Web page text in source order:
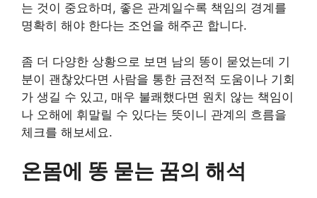
는 것이 중요하며, 좋은 관계일수록 책임의 경계를
명확히 해야 한다는 조언을 해주곤 합니다.
좀 더 다양한 상황으로 보면 남의 똥이 묻었는데 기
분이 괜찮았다면 사람을 통한 금전적 도움이나 기회
가 생길 수 있고, 매우 불쾌했다면 원치 않는 책임이
나 오해에 휘말릴 수 있다는 뜻이니 관계의 흐름을
체크를 해보세요.
온몸에 똥 묻는 꿈의 해석